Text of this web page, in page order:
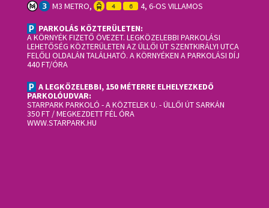
M3 METRO,
4, 6-OS VILLAMOS
PARKOLÁS KÖZTERÜLETEN:
A KÖRNYÉK FIZETŐ ÖVEZET. LEGKÖZELEBBI PARKOLÁSI
LEHETŐSÉG KÖZTERÜLETEN AZ ÜLLŐI ÚT SZENTKIRÁLYI UTCA
FELŐLI OLDALÁN TALÁLHATÓ. A KÖRNYÉKEN A PARKOLÁSI DÍJ
440 FT/ÓRA
A LEGKÖZELEBBI, 150 MÉTERRE ELHELYEZKEDŐ
PARKOLÓUDVAR:
STARPARK PARKOLÓ - A KÖZTELEK U. - ÜLLŐI ÚT SARKÁN
350 FT / MEGKEZDETT FÉL ÓRA
WWW.STARPARK.HU